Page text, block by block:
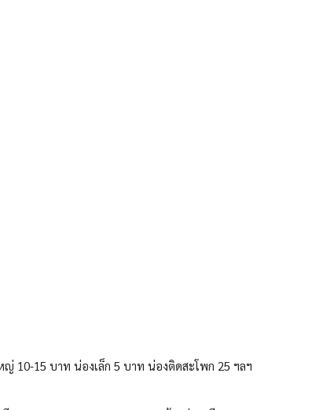
10-15 บาท น่องเล็ก 5 บาท น่องติดสะโพก 25 ฯลฯ